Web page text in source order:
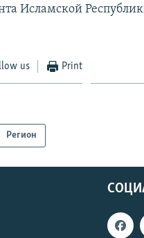
Исламской
us Print
Регион